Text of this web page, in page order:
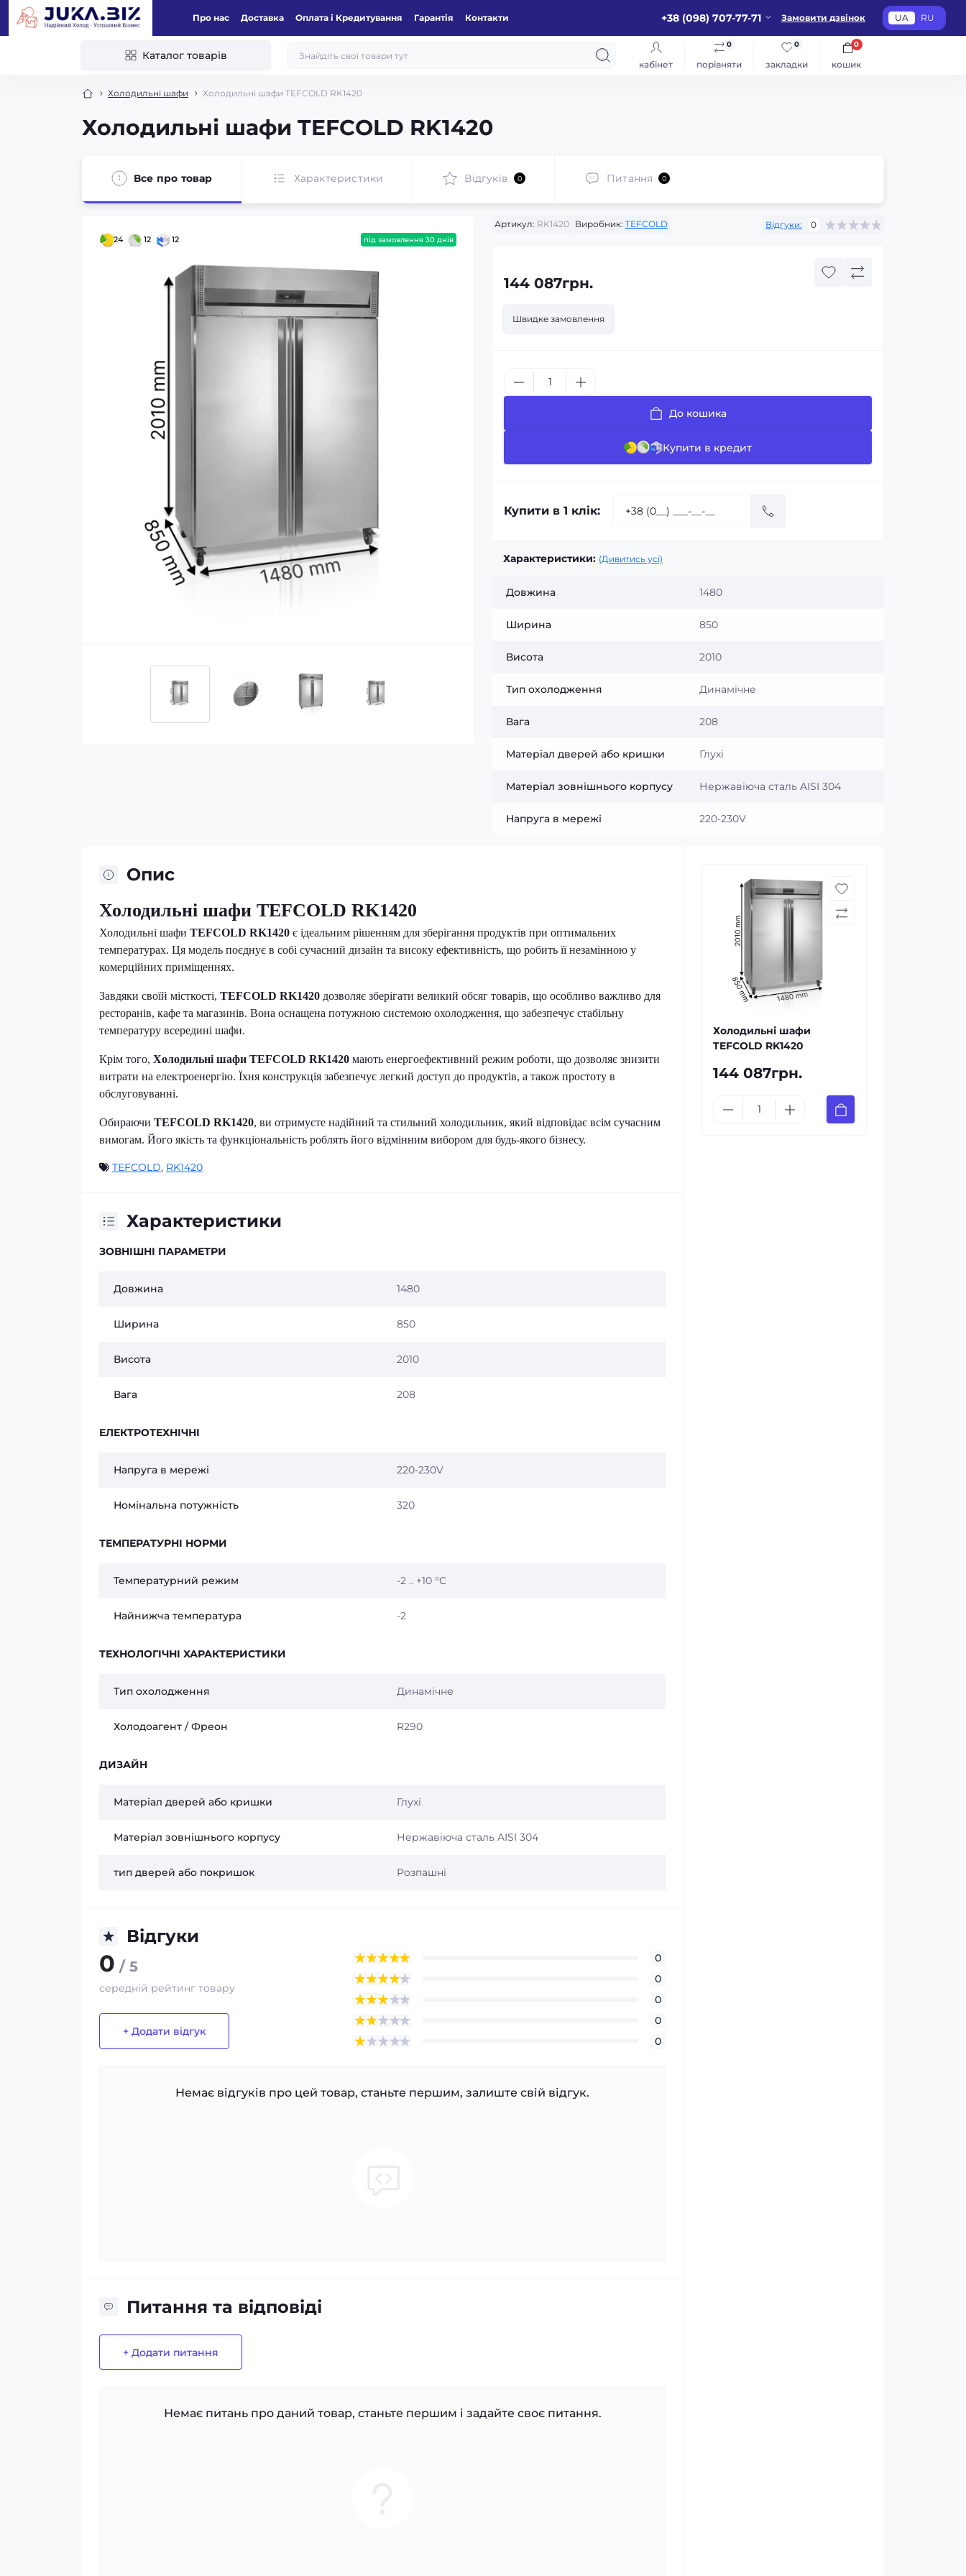
Про нас Доставка Оплата і Кредитування Гарантія Контакти +38 (098) 707-77-71 Замовити дзвінок UA RU
Каталог товарів
кабінет порівняти
0
закладки
0
кошик
0
Холодильні шафи Холодильні шафи TEFCOLD RK1420
Холодильні шафи TEFCOLD RK1420
Все про товар Характеристики Відгуків 0 Питання 0
24 12 12 під замовлення 30 днів
Артикул: RK1420 Виробник: TEFCOLD Відгуки: 0
144 087грн.
Швидке замовлення
До кошика
Купити в кредит
Купити в 1 клік:
Характеристики: (Дивитись усі)
Довжина 1480
Ширина 850
Висота 2010
Тип охолодження Динамічне
Вага 208
Матеріал дверей або кришки Глухі
Матеріал зовнішнього корпусу Нержавіюча сталь AISI 304
Напруга в мережі 220-230V
Опис
Холодильні шафи TEFCOLD RK1420
Холодильні шафи TEFCOLD RK1420 є ідеальним рішенням для зберігання продуктів при оптимальних
температурах. Ця модель поєднує в собі сучасний дизайн та високу ефективність, що робить її незамінною у
комерційних приміщеннях.
Завдяки своїй місткості, TEFCOLD RK1420 дозволяє зберігати великий обсяг товарів, що особливо важливо для
ресторанів, кафе та магазинів. Вона оснащена потужною системою охолодження, що забезпечує стабільну
температуру всередині шафи.
Крім того, Холодильні шафи TEFCOLD RK1420 мають енергоефективний режим роботи, що дозволяє знизити
витрати на електроенергію. Їхня конструкція забезпечує легкий доступ до продуктів, а також простоту в
обслуговуванні.
Обираючи TEFCOLD RK1420, ви отримуєте надійний та стильний холодильник, який відповідає всім сучасним
вимогам. Його якість та функціональність роблять його відмінним вибором для будь-якого бізнесу.
TEFCOLD, RK1420
Характеристики
ЗОВНІШНІ ПАРАМЕТРИ
Довжина 1480
Ширина 850
Висота 2010
Вага 208
ЕЛЕКТРОТЕХНІЧНІ
Напруга в мережі 220-230V
Номінальна потужність 320
ТЕМПЕРАТУРНІ НОРМИ
Температурний режим -2 .. +10 °C
Найнижча температура -2
ТЕХНОЛОГІЧНІ ХАРАКТЕРИСТИКИ
Тип охолодження Динамічне
Холодоагент / Фреон R290
ДИЗАЙН
Матеріал дверей або кришки Глухі
Матеріал зовнішнього корпусу Нержавіюча сталь AISI 304
тип дверей або покришок Розпашні
Відгуки
0 / 5
середній рейтинг товару
+ Додати відгук
0
0
0
0
0
Немає відгуків про цей товар, станьте першим, залиште свій відгук.
Питання та відповіді
+ Додати питання
Немає питань про даний товар, станьте першим і задайте своє питання.
Холодильні шафи
TEFCOLD RK1420
144 087грн.